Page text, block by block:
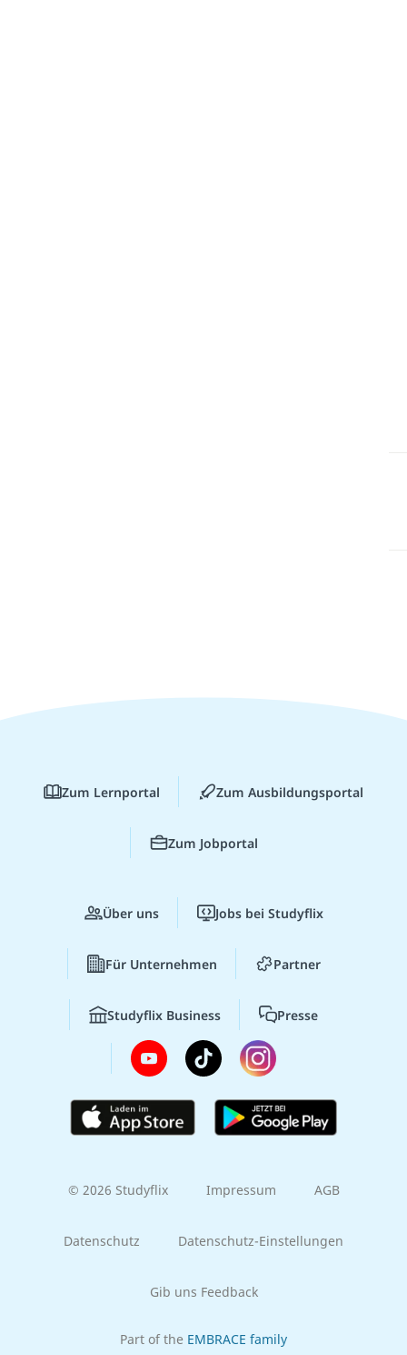
Zum Lernportal Zum Ausbildungsportal
Zum Jobportal
Über uns Jobs bei Studyflix
Für Unternehmen Partner
Studyflix Business Presse
© 2026 Studyflix Impressum AGB
Datenschutz Datenschutz-Einstellungen
Gib uns Feedback
Part of the EMBRACE family